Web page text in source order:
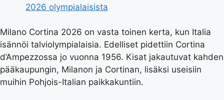
2026 olympialaisista
Milano Cortina 2026 on vasta toinen kerta, kun Italia
isännöi talviolympialaisia. Edelliset pidettiin Cortina
d’Ampezzossa jo vuonna 1956. Kisat jakautuvat kahden
pääkaupungin, Milanon ja Cortinan, lisäksi useisiin
muihin Pohjois-Italian paikkakuntiin.